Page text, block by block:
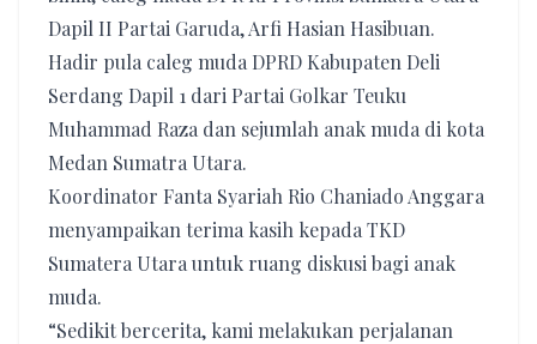
Dapil II Partai Garuda, Arfi Hasian Hasibuan.
Hadir pula caleg muda DPRD Kabupaten Deli
Serdang Dapil 1 dari Partai Golkar Teuku
Muhammad Raza dan sejumlah anak muda di kota
Medan Sumatra Utara.
Koordinator Fanta Syariah Rio Chaniado Anggara
menyampaikan terima kasih kepada TKD
Sumatera Utara untuk ruang diskusi bagi anak
muda.
“Sedikit bercerita, kami melakukan perjalanan